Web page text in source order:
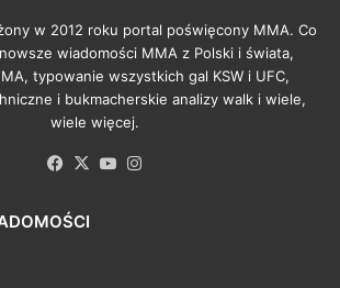
w 2012 roku portal poświęcony MMA. Co
wiadomości MMA z Polski i świata,
typowanie wszystkich gal KSW i UFC,
i bukmacherskie analizy walk i wiele,
wiele więcej.
Facebook
X YouTube